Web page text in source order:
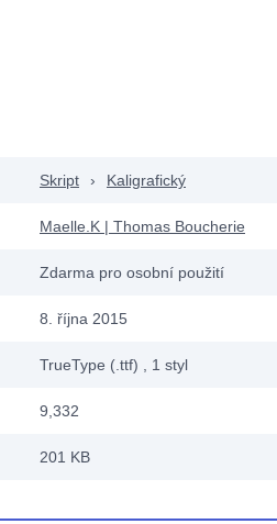
Skript › Kaligrafický
Maelle.K | Thomas Boucherie
Zdarma pro osobní použití
8. října 2015
TrueType (.ttf) , 1 styl
9,332
201 KB